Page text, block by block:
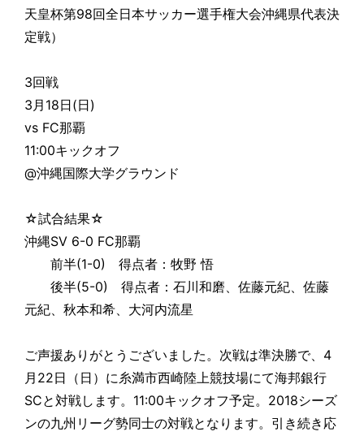
天皇杯第98回全日本サッカー選手権大会沖縄県代表決
定戦）
3回戦
3月18日(日)
vs FC那覇
11:00キックオフ
@沖縄国際大学グラウンド
☆試合結果☆
沖縄SV 6-0 FC那覇
前半(1-0) 得点者：牧野 悟
後半(5-0) 得点者：石川和磨、佐藤元紀、佐藤
元紀、秋本和希、大河内流星
ご声援ありがとうございました。次戦は準決勝で、4
月22日（日）に糸満市西崎陸上競技場にて海邦銀行
SCと対戦します。11:00キックオフ予定。2018シーズ
ンの九州リーグ勢同士の対戦となります。引き続き応